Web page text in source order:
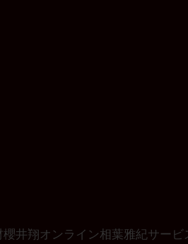
櫻井翔オンライン相葉雅紀サービ